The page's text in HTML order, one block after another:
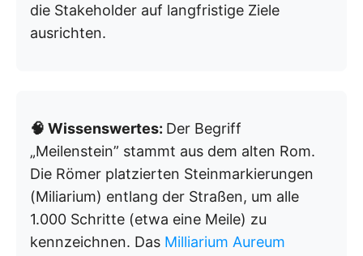
die Stakeholder auf langfristige Ziele
ausrichten.
🧠 Wissenswertes: Der Begriff
„Meilenstein” stammt aus dem alten Rom.
Die Römer platzierten Steinmarkierungen
(Miliarium) entlang der Straßen, um alle
1.000 Schritte (etwa eine Meile) zu
kennzeichnen. Das Milliarium Aureum